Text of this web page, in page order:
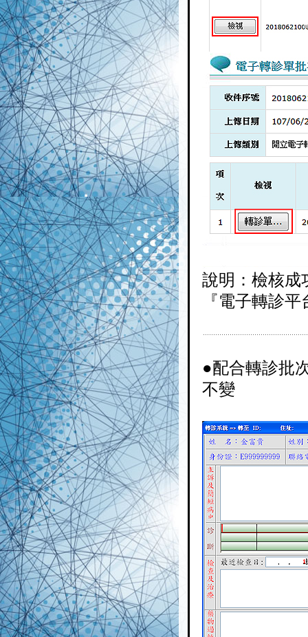
說明：檢核成
『電子轉診
●配合轉診批
不變